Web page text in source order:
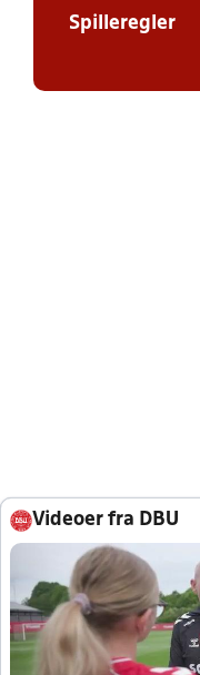
Spilleregler
Videoer fra DBU